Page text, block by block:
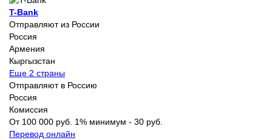
T-Bank
Отправляют из России
Россия
Армения
Кыргызстан
Еще 2 страны
Отправляют в Россию
Россия
Комиссия
От 100 000 руб. 1% минимум - 30 руб.
Перевод онлайн